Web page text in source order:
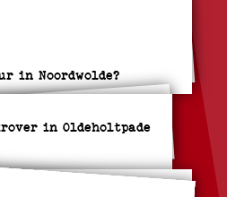
in Noordwolde?
in Oldeholtpade